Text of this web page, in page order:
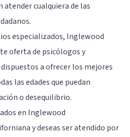
cualquiera de las
especializados, Inglewood
oferta de psicólogos y
a ofrecer los mejores
las edades que puedan
o desequilibrio.
en Inglewood
y deseas ser atendido por